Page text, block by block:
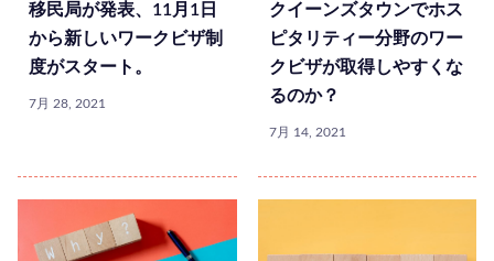
移民局が発表、11月1日
から新しいワークビザ制
度がスタート。
7月 28, 2021
クイーンズタウンでホス
ピタリティー分野のワー
クビザが取得しやすくな
るのか？
7月 14, 2021